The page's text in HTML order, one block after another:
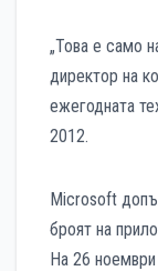
„Това е само
директор на
ежегодната
2012.
Microsoft
броят на
На 26